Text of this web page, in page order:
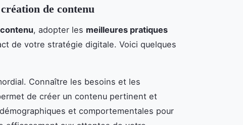
de contenu
, adopter les meilleures pratiques
de votre stratégie digitale. Voici quelques
Connaître les besoins et les
de créer un contenu pertinent et
et comportementales pour